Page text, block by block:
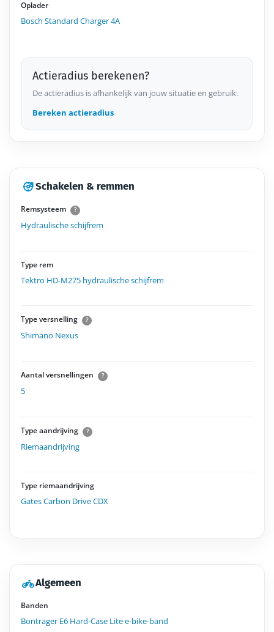
Oplader
Bosch Standard Charger 4A
Actieradius berekenen?
De actieradius is afhankelijk van jouw situatie en gebruik.
Bereken actieradius
Schakelen & remmen
Remsysteem ?
Hydraulische schijfrem
Type rem
Tektro HD-M275 hydraulische schijfrem
Type versnelling ?
Shimano Nexus
Aantal versnellingen ?
5
Type aandrijving ?
Riemaandrijving
Type riemaandrijving
Gates Carbon Drive CDX
Algemeen
Banden
Bontrager E6 Hard-Case Lite e-bike-band